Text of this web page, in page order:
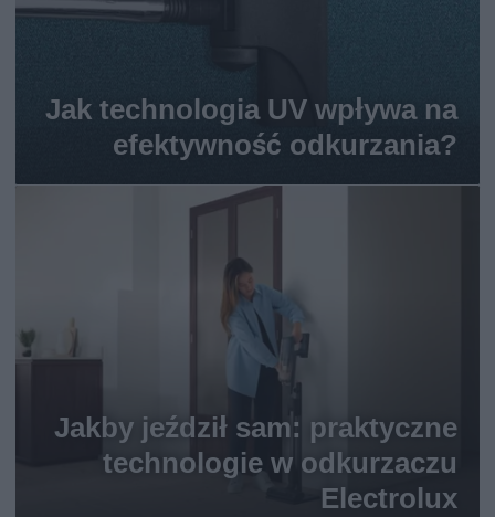
Jak technologia UV wpływa na
efektywność odkurzania?
Jakby jeździł sam: praktyczne
technologie w odkurzaczu
Electrolux